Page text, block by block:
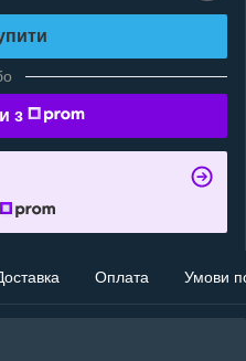
з
Оплата Умови